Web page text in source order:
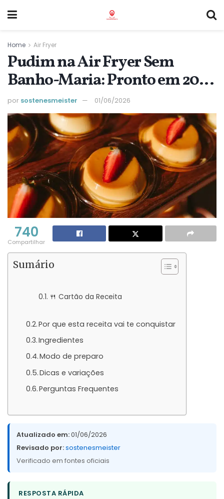
Home Air Fryer
Pudim na Air Fryer Sem
Banho-Maria: Pronto em 20
Minutos Sem Furinhos
por sostenesmeister 01/06/2026
740
Compartilhar
Sumário
🍴 Cartão da Receita
Por que esta receita vai te conquistar
Ingredientes
Modo de preparo
Dicas e variações
Perguntas Frequentes
Atualizado em:01/06/2026
Revisado por:sostenesmeister
Verificado em fontes oficiais
RESPOSTA RÁPIDA